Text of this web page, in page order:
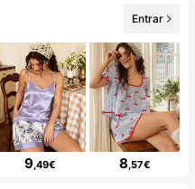
Entrar
9,49€ 8,57€